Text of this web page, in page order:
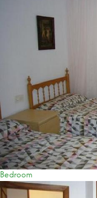
Bedroom